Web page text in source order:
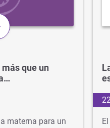
que un
materna para un